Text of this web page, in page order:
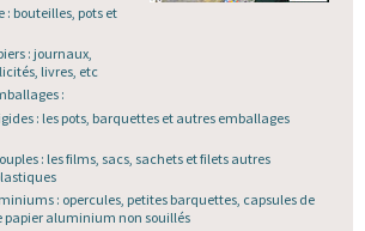
: bouteilles, pots et
: journaux,
livres, etc
:
: les pots, barquettes et autres emballages
: les films, sacs, sachets et filets autres
: opercules, petites barquettes, capsules de
papier aluminium non souillés